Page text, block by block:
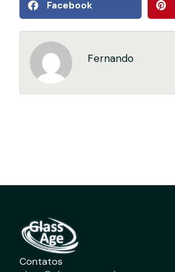
Facebook
Fernando
Contatos